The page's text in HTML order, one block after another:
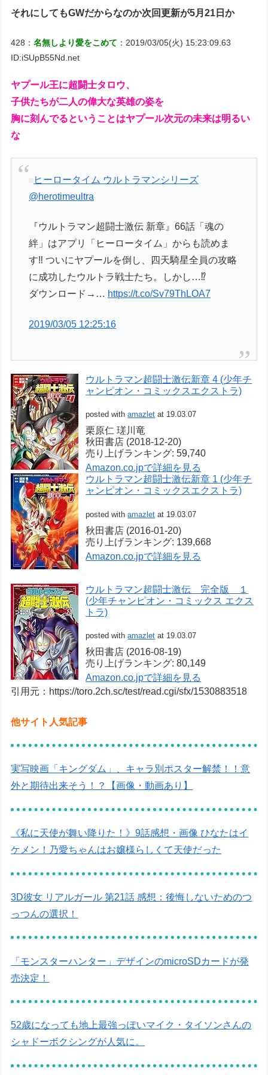
それにしてもGWだからなのか次回更新が5月21日か
428：名無しより愛をこめて ：2019/03/05(火) 15:23:09.63
ID:iSUpB55Nd.net
ヤプール王に超闘士タロウ、
子供たちが二人の偉大な英雄の姿を
胸に刻んでるということはヤプール次元の未来は明るい
な
ヒーロータイム ウルトラマンシリーズ
@herotimeultra
『ウルトラマン超闘士激伝 新章』66話「魂の
絆」はアプリ「ヒーロータイム」からも読めま
す‼️ ついにヤプールを倒し、四天騎星全員の攻略
に成功したウルトラ戦士たち。しかし…⁉
ダウンロード→… https://t.co/Sv79ThLOA7
2019/03/05 12:25:16
ウルトラマン超闘士激伝新章 4 (少年チ
ャンピオン・コミックスエクストラ)
posted withamazlet at 19.03.07
栗原仁 瑳川竜
秋田書店 (2018-12-20)
売り上げランキング: 59,740
Amazon.co.jpで詳細を見る
ウルトラマン超闘士激伝新章 1 (少年チ
ャンピオン・コミックスエクストラ)
posted withamazlet at 19.03.07
秋田書店 (2016-01-20)
売り上げランキング: 139,668
Amazon.co.jpで詳細を見る
ウルトラマン超闘士激伝 完全版 １
(少年チャンピオン・コミックス エクス
トラ)
posted withamazlet at 19.03.07
秋田書店 (2016-08-19)
売り上げランキング: 80,149
Amazon.co.jpで詳細を見る
引用元：https://toro.2ch.sc/test/read.cgi/sfx/1530883518
他サイト人気記事
実写映画「キングダム」、キャラ別ポスター解禁！！意
外と期待出来そう！？【画像・動画あり】
《私に天使が舞い降りた！》9話感想・画像 ひなたはイ
ケメン！乃愛ちゃんはお嬢様らしくて天使だった
3D彼女 リアルガール 第21話 感想：後悔しないためのつ
っつんの選択！
「モンスターハンター」デザインのmicroSDカードが発
売決定！
52歳になっても地上最強っぽいマイク・タイソンさんの
シャドーボクシングが人気に。